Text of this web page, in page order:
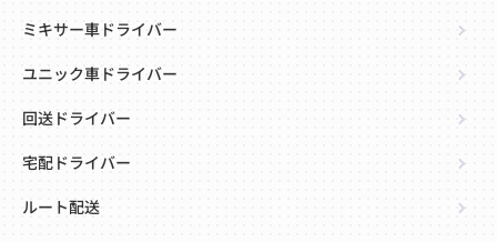
ミキサー車ドライバー
ユニック車ドライバー
回送ドライバー
宅配ドライバー
ルート配送